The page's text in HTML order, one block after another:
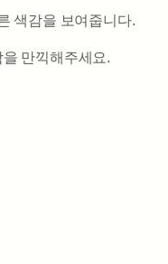
색감을 보여줍니다.
만끽해주세요.